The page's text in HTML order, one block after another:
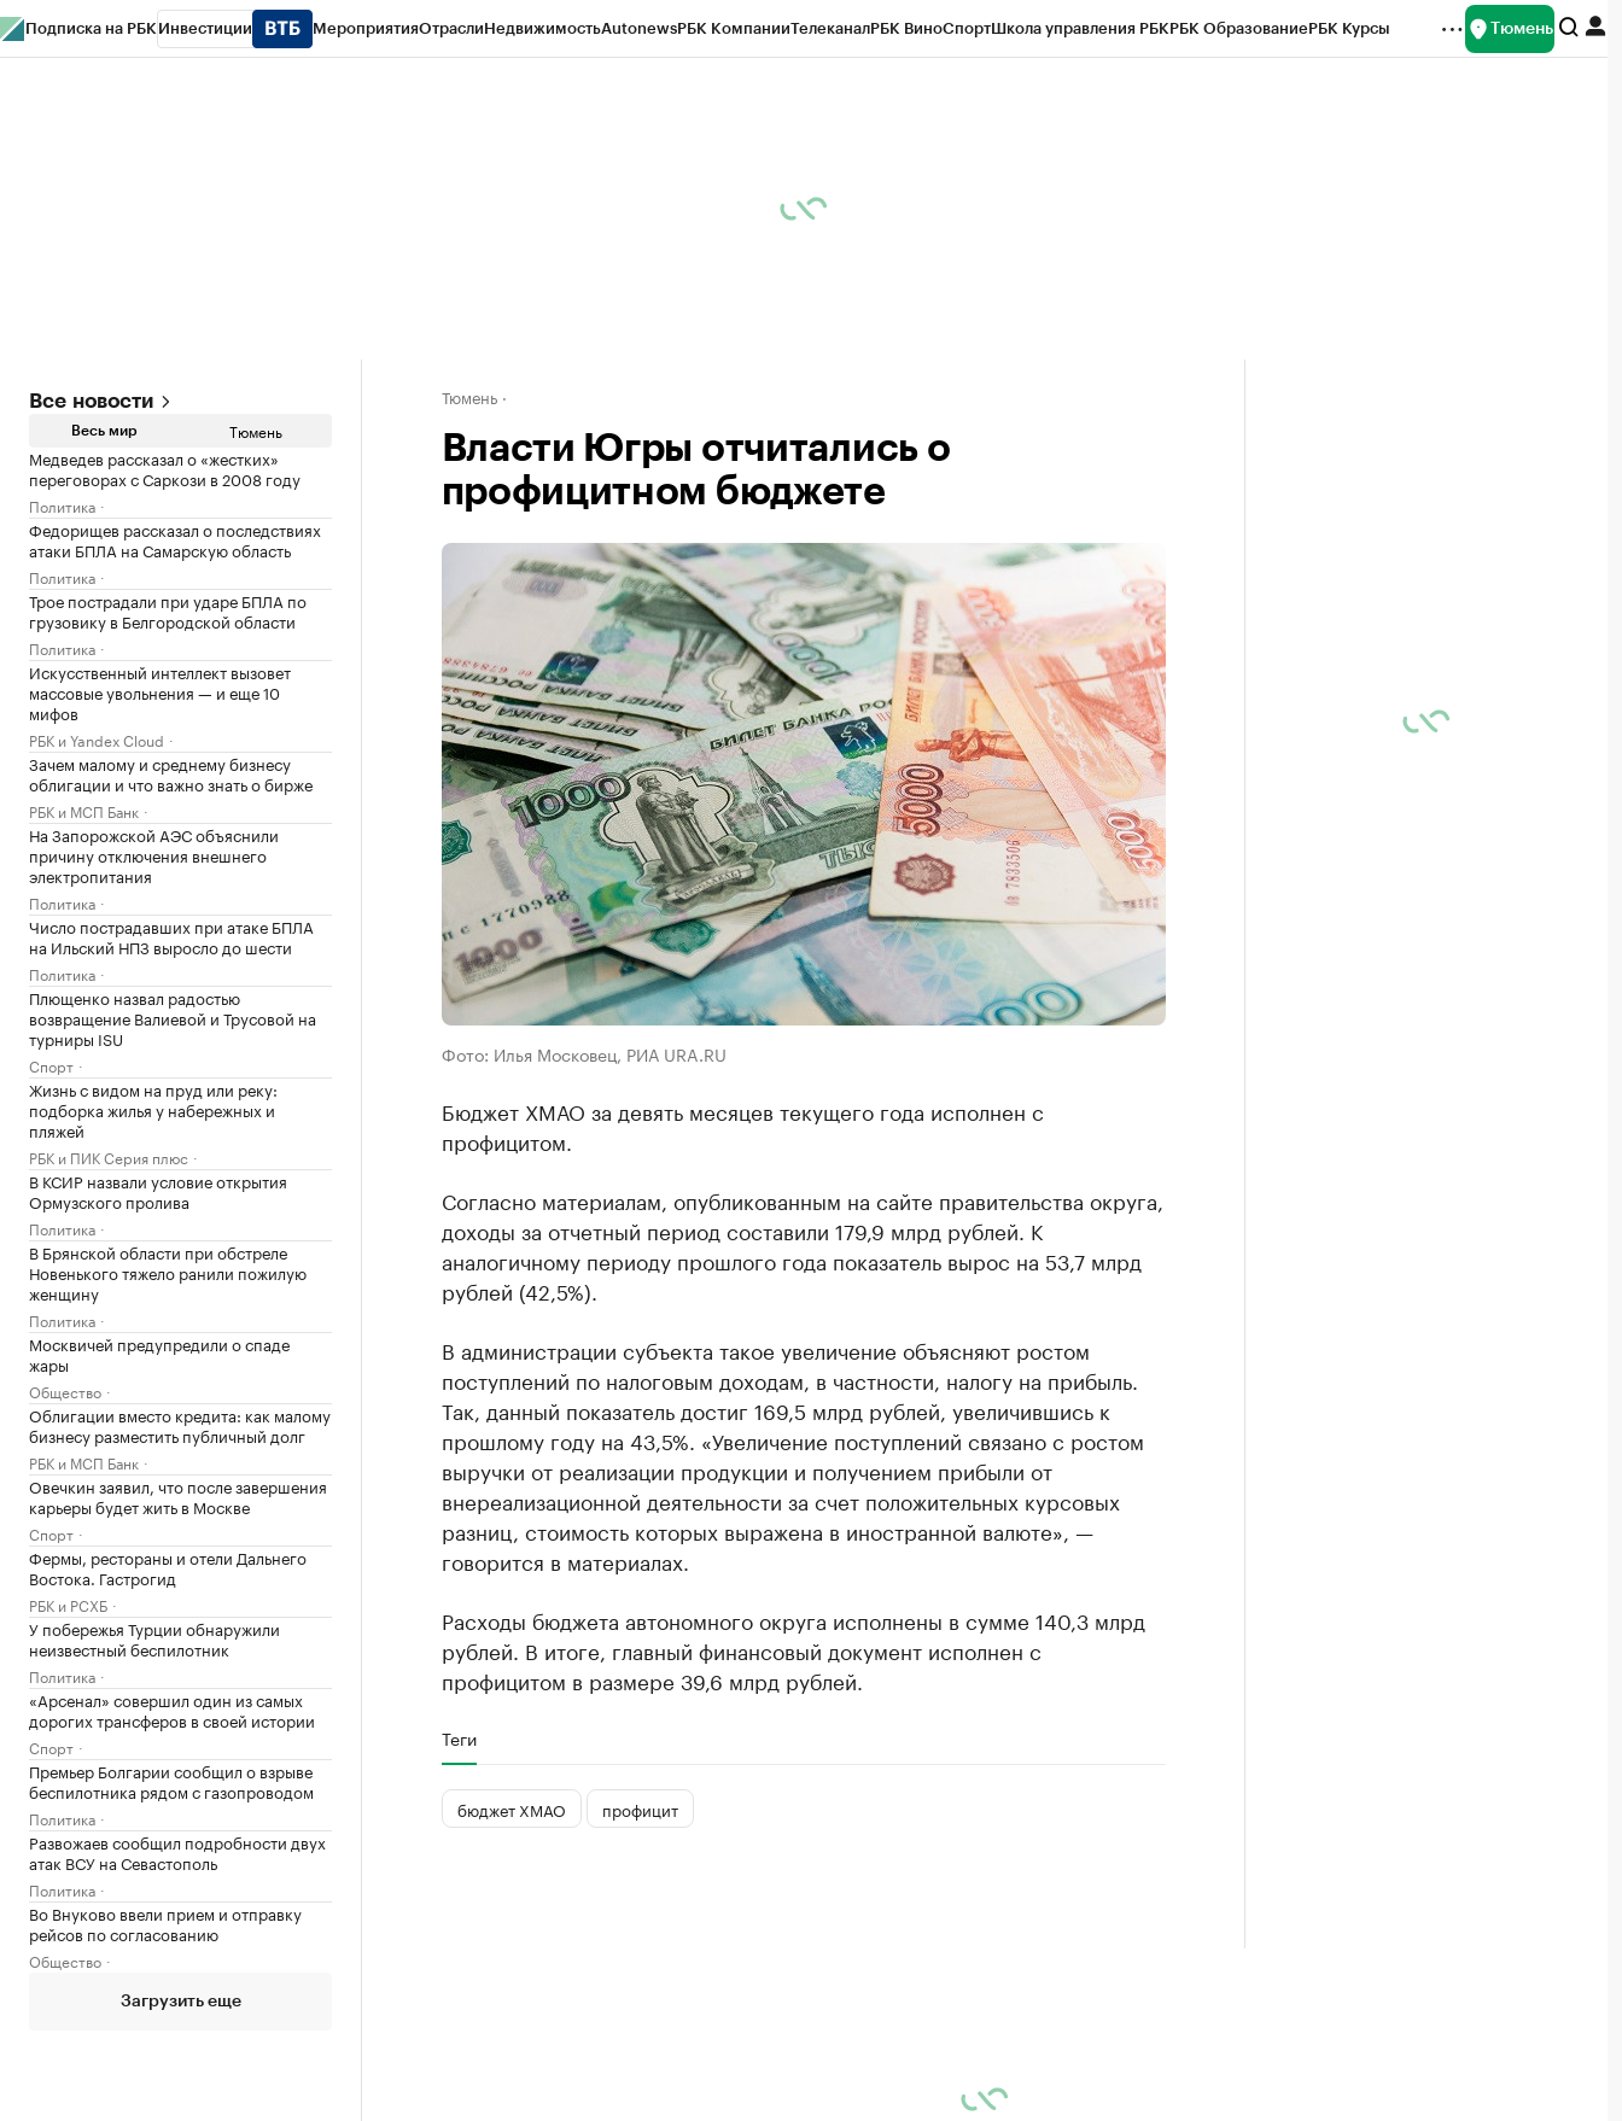
Подписка на РБК Инвестиции МероприятияОтраслиНедвижимостьAutonewsРБК КомпанииТелеканалРБК ВиноСпортШкола управления РБКРБК ОбразованиеРБК Курсы Тюмень
Все новости
Весь мир Тюмень
Медведев рассказал о «жестких»
переговорах с Саркози в 2008 году
Политика
Федорищев рассказал о последствиях
атаки БПЛА на Самарскую область
Политика
Трое пострадали при ударе БПЛА по
грузовику в Белгородской области
Политика
Искусственный интеллект вызовет
массовые увольнения — и еще 10
мифов
РБК и Yandex Cloud
Зачем малому и среднему бизнесу
облигации и что важно знать о бирже
РБК и МСП Банк
На Запорожской АЭС объяснили
причину отключения внешнего
электропитания
Политика
Число пострадавших при атаке БПЛА
на Ильский НПЗ выросло до шести
Политика
Плющенко назвал радостью
возвращение Валиевой и Трусовой на
турниры ISU
Спорт
Жизнь с видом на пруд или реку:
подборка жилья у набережных и
пляжей
РБК и ПИК Серия плюс
В КСИР назвали условие открытия
Ормузского пролива
Политика
В Брянской области при обстреле
Новенького тяжело ранили пожилую
женщину
Политика
Москвичей предупредили о спаде
жары
Общество
Облигации вместо кредита: как малому
бизнесу разместить публичный долг
РБК и МСП Банк
Овечкин заявил, что после завершения
карьеры будет жить в Москве
Спорт
Фермы, рестораны и отели Дальнего
Востока. Гастрогид
РБК и РСХБ
У побережья Турции обнаружили
неизвестный беспилотник
Политика
«Арсенал» совершил один из самых
дорогих трансферов в своей истории
Спорт
Премьер Болгарии сообщил о взрыве
беспилотника рядом с газопроводом
Политика
Развожаев сообщил подробности двух
атак ВСУ на Севастополь
Политика
Во Внуково ввели прием и отправку
рейсов по согласованию
Общество
Загрузить еще
Тюмень
Власти Югры отчитались о
профицитном бюджете
Фото: Илья Московец, РИА URA.RU
Бюджет ХМАО за девять месяцев текущего года исполнен с
профицитом.
Согласно материалам, опубликованным на сайте правительства округа,
доходы за отчетный период составили 179,9 млрд рублей. К
аналогичному периоду прошлого года показатель вырос на 53,7 млрд
рублей (42,5%).
В администрации субъекта такое увеличение объясняют ростом
поступлений по налоговым доходам, в частности, налогу на прибыль.
Так, данный показатель достиг 169,5 млрд рублей, увеличившись к
прошлому году на 43,5%. «Увеличение поступлений связано с ростом
выручки от реализации продукции и получением прибыли от
внереализационной деятельности за счет положительных курсовых
разниц, стоимость которых выражена в иностранной валюте», —
говорится в материалах.
​Расходы бюджета автономного округа исполнены в сумме 140,3 млрд
рублей. В итоге, главный финансовый документ исполнен с
профицитом в размере 39,6 млрд рублей.
Теги
бюджет ХМАО профицит